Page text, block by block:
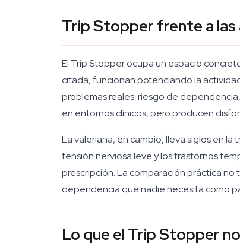
Trip Stopper frente a
El Trip Stopper ocupa un espacio
citada, funcionan potenciando la
problemas reales: riesgo de
en entornos clínicos, pero producen
La valeriana, en cambio, lleva siglos en
tensión nerviosa leve y los trastornos
prescripción. La comparación práctica no
dependencia que nadie necesita como
Lo que el Trip Stopper